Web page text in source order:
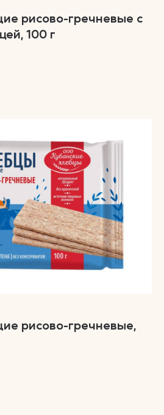
рисово-гречневые с
100 г
рисово-гречневые,